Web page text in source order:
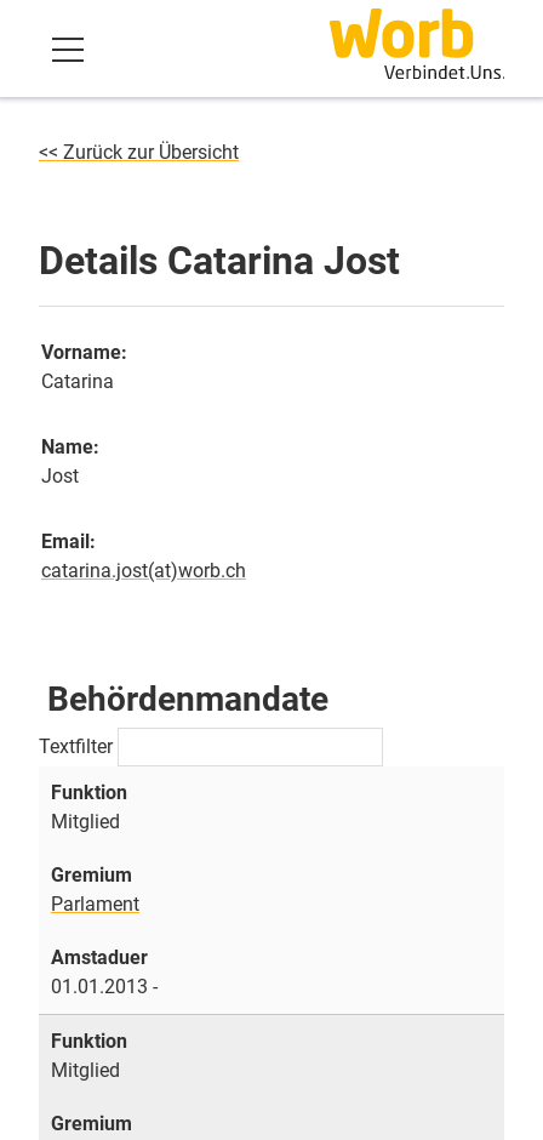
<< Zurück zur Übersicht
Details Catarina Jost
Vorname:
Catarina
Name:
Jost
Email:
catarina.jost(at)worb.ch
Behördenmandate
Textfilter
Mitglied
Parlament
01.01.2013 -
Mitglied